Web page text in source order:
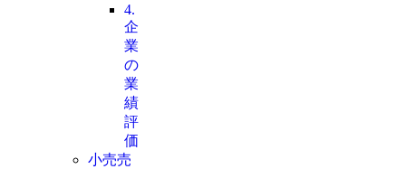
4.
企
業
の
業
績
評
価
小売売